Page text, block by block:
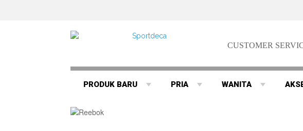
CUSTOMER
PRODUK BARU PRIA WANITA